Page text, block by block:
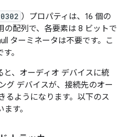
）プロパティは、16 個の
の配列で、各要素は 8 ビットで
ターミネータは不要です。こ
。
と、オーディオ デバイスに統
グ デバイスが、接続先のオー
るようになります。以下のス
す。